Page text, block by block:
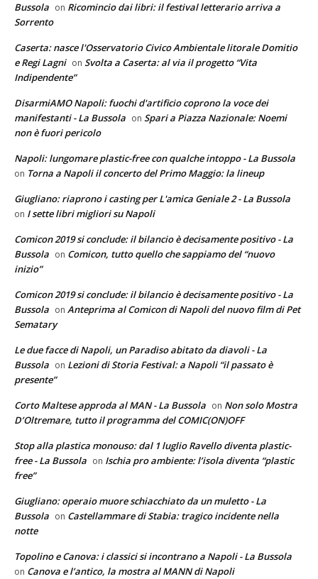
Bussola on Ricomincio dai libri: il festival letterario arriva a
Sorrento
Caserta: nasce l'Osservatorio Civico Ambientale litorale Domitio
e Regi Lagni on Svolta a Caserta: al via il progetto “Vita
Indipendente”
DisarmiAMO Napoli: fuochi d'artificio coprono la voce dei
manifestanti - La Bussola on Spari a Piazza Nazionale: Noemi
non è fuori pericolo
Napoli: lungomare plastic-free con qualche intoppo - La Bussola
on Torna a Napoli il concerto del Primo Maggio: la lineup
Giugliano: riaprono i casting per L'amica Geniale 2 - La Bussola
on I sette libri migliori su Napoli
Comicon 2019 si conclude: il bilancio è decisamente positivo - La
Bussola on Comicon, tutto quello che sappiamo del “nuovo
inizio”
Comicon 2019 si conclude: il bilancio è decisamente positivo - La
Bussola on Anteprima al Comicon di Napoli del nuovo film di Pet
Sematary
Le due facce di Napoli, un Paradiso abitato da diavoli - La
Bussola on Lezioni di Storia Festival: a Napoli “il passato è
presente”
Corto Maltese approda al MAN - La Bussola on Non solo Mostra
D’Oltremare, tutto il programma del COMIC(ON)OFF
Stop alla plastica monouso: dal 1 luglio Ravello diventa plastic-
free - La Bussola on Ischia pro ambiente: l’isola diventa “plastic
free”
Giugliano: operaio muore schiacchiato da un muletto - La
Bussola on Castellammare di Stabia: tragico incidente nella
notte
Topolino e Canova: i classici si incontrano a Napoli - La Bussola
on Canova e l’antico, la mostra al MANN di Napoli